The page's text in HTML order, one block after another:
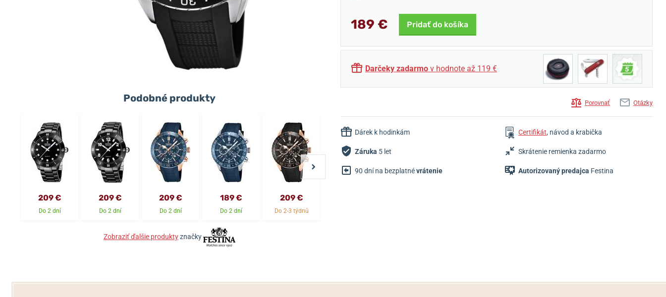
189 € Pridať do košíka
Darčeky zadarmo v hodnote až 119 €
Porovnať Otázky
Dárek k hodinkám Certifikát, návod a krabička
Záruka 5 let Skrátenie remienka zadarmo
90 dní na bezplatnévrátenie Autorizovaný predajca Festina
Podobné produkty
209 €
Do 2 dní
209 €
Do 2 dní
209 €
Do 2 dní
189 €
Do 2 dní
209 €
Do 2-3 týdnů
Zobraziť ďalšie produktyznačky